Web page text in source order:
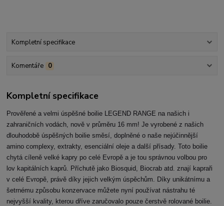
Kompletní specifikace
Komentáře 0
Kompletní specifikace
Prověřené a velmi úspěšné boilie LEGEND RANGE na našich i
zahraničních vodách, nově v průměru 16 mm! Je vyrobené z našich
dlouhodobě úspěšných boilie směsí, doplněné o naše nejúčinnější
amino complexy, extrakty, esenciální oleje a další přísady. Toto boilie
chytá cíleně velké kapry po celé Evropě a je tou správnou volbou pro
lov kapitálních kaprů. Příchutě jako Biosquid, Biocrab atd. znají kapraři
v celé Evropě, právě díky jejich velkým úspěchům. Díky unikátnímu a
šetrnému způsobu konzervace můžete nyní používat nástrahu té
nejvyšší kvality, kterou dříve zaručovalo pouze čerstvě rolované boilie.